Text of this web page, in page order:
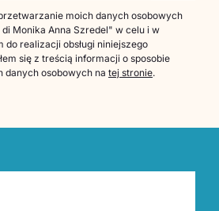
moich danych osobowych
Monika Anna Szredel" w celu i w
do realizacji obsługi niniejszego
się z treścią informacji o sposobie
danych osobowych na tej stronie.